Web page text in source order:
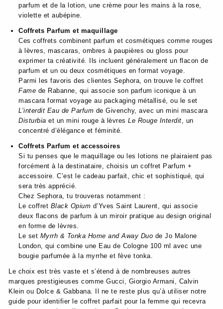
parfum et de la lotion, une crème pour les mains à la rose,
violette et aubépine.
Coffrets Parfum et maquillage
Ces coffrets combinent parfum et cosmétiques comme rouges
à lèvres, mascaras, ombres à paupières ou gloss pour
exprimer ta créativité. Ils incluent généralement un flacon de
parfum et un ou deux cosmétiques en format voyage.
Parmi les favoris des clientes Sephora, on trouve le coffret
Fame de Rabanne, qui associe son parfum iconique à un
mascara format voyage au packaging métallisé, ou le set
L’interdit Eau de Parfum de Givenchy, avec un mini mascara
Disturbia et un mini rouge à lèvres Le Rouge Interdit, un
concentré d’élégance et féminité.
Coffrets Parfum et accessoires
Si tu penses que le maquillage ou les lotions ne plairaient pas
forcément à la destinataire, choisis un coffret Parfum +
accessoire. C’est le cadeau parfait, chic et sophistiqué, qui
sera très apprécié.
Chez Sephora, tu trouveras notamment :
Le coffret Black Opium d’Yves Saint Laurent, qui associe
deux flacons de parfum à un miroir pratique au design original
en forme de lèvres.
Le set Myrrh & Tonka Home and Away Duo de Jo Malone
London, qui combine une Eau de Cologne 100 ml avec une
bougie parfumée à la myrrhe et fève tonka.
Le choix est très vaste et s’étend à de nombreuses autres
marques prestigieuses comme Gucci, Giorgio Armani, Calvin
Klein ou Dolce & Gabbana. Il ne te reste plus qu’à utiliser notre
guide pour identifier le coffret parfait pour la femme qui recevra